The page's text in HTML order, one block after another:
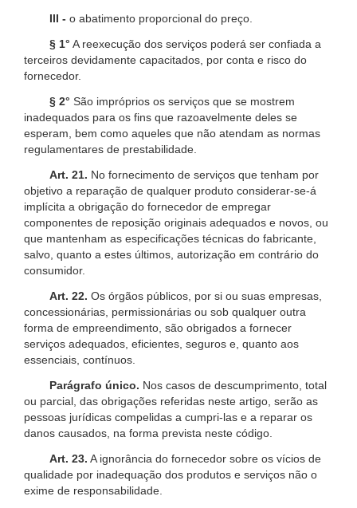
III - o abatimento proporcional do preço.
§ 1° A reexecução dos serviços poderá ser confiada a
terceiros devidamente capacitados, por conta e risco do
fornecedor.
§ 2° São impróprios os serviços que se mostrem
inadequados para os fins que razoavelmente deles se
esperam, bem como aqueles que não atendam as normas
regulamentares de prestabilidade.
Art. 21. No fornecimento de serviços que tenham por
objetivo a reparação de qualquer produto considerar-se-á
implícita a obrigação do fornecedor de empregar
componentes de reposição originais adequados e novos, ou
que mantenham as especificações técnicas do fabricante,
salvo, quanto a estes últimos, autorização em contrário do
consumidor.
Art. 22. Os órgãos públicos, por si ou suas empresas,
concessionárias, permissionárias ou sob qualquer outra
forma de empreendimento, são obrigados a fornecer
serviços adequados, eficientes, seguros e, quanto aos
essenciais, contínuos.
Parágrafo único. Nos casos de descumprimento, total
ou parcial, das obrigações referidas neste artigo, serão as
pessoas jurídicas compelidas a cumpri-las e a reparar os
danos causados, na forma prevista neste código.
Art. 23. A ignorância do fornecedor sobre os vícios de
qualidade por inadequação dos produtos e serviços não o
exime de responsabilidade.